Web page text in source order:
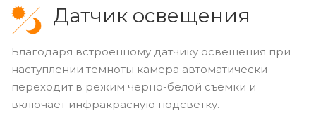
Датчик освещения
Благодаря встроенному датчику освещения при
наступлении темноты камера автоматически
переходит в режим черно-белой съемки и
включает инфракрасную подсветку.